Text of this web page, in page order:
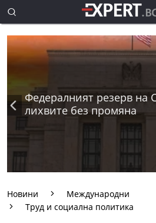
Федералният резерв на
лихвите без промяна
Новини
Международни
Труд и социална политика